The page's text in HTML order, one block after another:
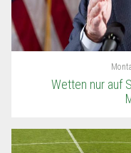
Wetten nur auf